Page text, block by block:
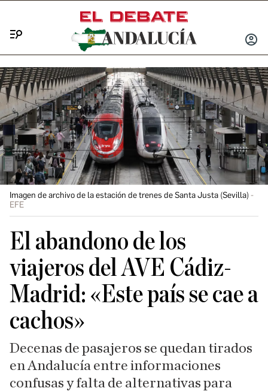
INICIAR
Imagen de archivo de la estación de trenes de Santa Justa (Sevilla)
EFE
El abandono de los
viajeros del AVE Cádiz-
Madrid: «Este país se cae a
cachos»
Decenas de pasajeros se quedan tirados
en Andalucía entre informaciones
confusas y falta de alternativas para